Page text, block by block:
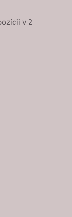
v 2